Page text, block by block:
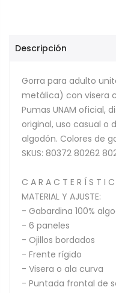
Descripción
Gorra para adulto
metálica) con visera
Pumas UNAM oficial,
original, uso casual o
algodón. Colores de
SKUS: 80372 80262
C A R A C T E R Í S T I
MATERIAL Y AJUSTE:
- Gabardina 100%
- 6 paneles
- Ojillos bordados
- Frente rígido
- Visera o ala curva
- Puntada frontal de